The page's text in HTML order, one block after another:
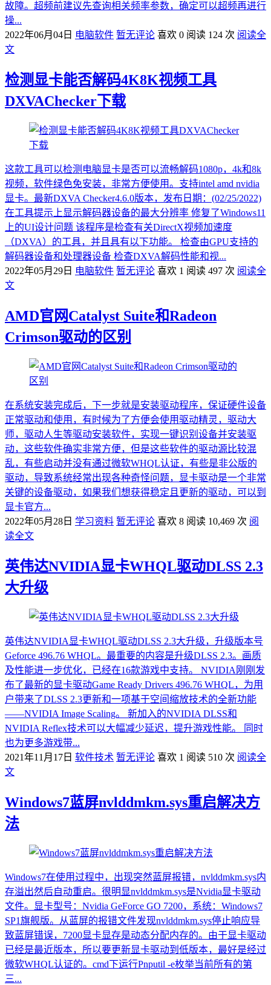
故障。超频前建议先查询相关频率参数，确定可以超频再进行
操...
2022年06月04日 电脑软件 暂无评论 喜欢 0 阅读 124 次 阅读全
文
检测显卡能否解码4K8K视频工具
DXVAChecker下载
这款工具可以检测电脑显卡是否可以流畅解码1080p，4k和8k
视频，软件绿色免安装，非常方便使用。支持intel amd nvidia
显卡。最新DXVA Checker4.6.0版本，发布日期：(02/25/2022)
在工具提示上显示解码器设备的最大分辨率 修复了Windows11
上的UI设计问题 该程序是检查有关DirectX视频加速度
（DXVA）的工具，并且具有以下功能。 检查由GPU支持的
解码器设备和处理器设备 检查DXVA解码性能和视...
2022年05月29日 电脑软件 暂无评论 喜欢 1 阅读 497 次 阅读全
文
AMD官网Catalyst Suite和Radeon
Crimson驱动的区别
在系统安装完成后，下一步就是安装驱动程序，保证硬件设备
正常驱动和使用，有时候为了方便会使用驱动精灵，驱动大
师，驱动人生等驱动安装软件，实现一键识别设备并安装驱
动，这些软件确实非常方便，但是这些软件的驱动源比较混
乱，有些启动并没有通过微软WHQL认证，有些是非公版的
驱动，导致系统经常出现各种奇怪问题，显卡驱动是一个非常
关键的设备驱动，如果我们想获得稳定且更新的驱动，可以到
显卡官方...
2022年05月28日 学习资料 暂无评论 喜欢 8 阅读 10,469 次 阅
读全文
英伟达NVIDIA显卡WHQL驱动DLSS 2.3
大升级
英伟达NVIDIA显卡WHQL驱动DLSS 2.3大升级，升级版本号
Geforce 496.76 WHQL。最重要的内容是升级DLSS 2.3。画质
及性能进一步优化，已经在16款游戏中支持。 NVIDIA刚刚发
布了最新的显卡驱动Game Ready Drivers 496.76 WHQL，为用
户带来了DLSS 2.3更新和一项基于空间缩放技术的全新功能
——NVIDIA Image Scaling。 新加入的NVIDIA DLSS和
NVIDIA Reflex技术可以大幅减少延迟，提升游戏性能。 同时
也为更多游戏带...
2021年11月17日 软件技术 暂无评论 喜欢 1 阅读 510 次 阅读全
文
Windows7蓝屏nvlddmkm.sys重启解决方
法
Windows7在使用过程中，出现突然蓝屏报错，nvlddmkm.sys内
存溢出然后自动重启。很明显nvlddmkm.sys是Nvidia显卡驱动
文件。显卡型号：Nvidia GeForce GO 7200，系统：Windows7
SP1旗舰版。从蓝屏的报错文件发现nvlddmkm.sys停止响应导
致蓝屏错误，7200显卡显存是动态分配内存的。由于显卡驱动
已经是最近版本，所以要更新显卡驱动到低版本，最好是经过
微软WHQL认证的。cmd下运行Pnputil -e枚举当前所有的第
三...